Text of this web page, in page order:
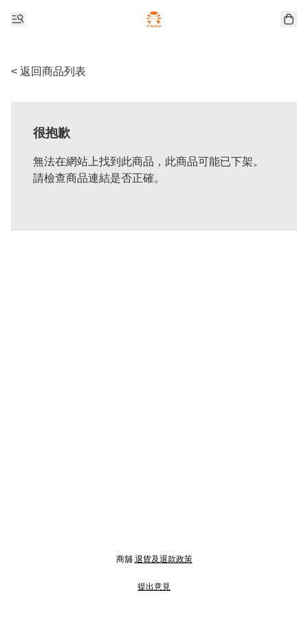
< 返回商品列表
很抱歉
無法在網站上找到此商品，此商品可能已下架。
請檢查商品連結是否正確。
商舖 退貨及退款政策
提出意見